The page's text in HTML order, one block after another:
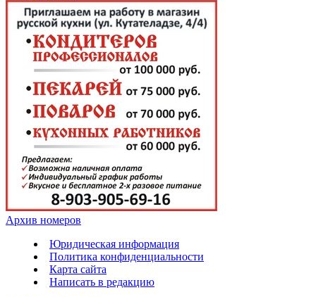
Архив номеров
Юридическая информация
Политика конфиденциальности
Карта сайта
Написать в редакцию